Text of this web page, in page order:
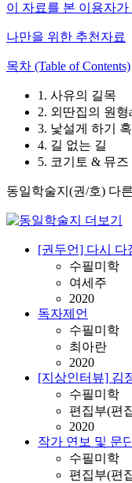
이 자료를 본 이용자가
나만을 위한 추천자료
목차 (Table of Contents)
1. 사유의 길목
2. 외딴집의 원형
3. 낯설게 하기
4. 길 없는 길
5. 코기토 & 뮤즈
동일학술지(권/호) 다
[권두언] 다시 다
수필미학
여세주
2020
독자제언
수필미학
최아란
2020
[지상인터뷰] 김
수필미학
편집부(편
2020
작가 연보 및 문
수필미학
편집부(편